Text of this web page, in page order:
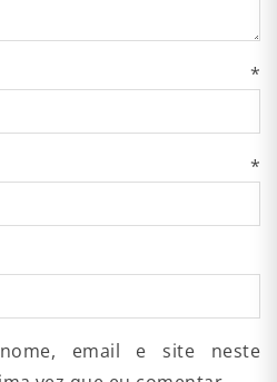
*
*
email e site neste